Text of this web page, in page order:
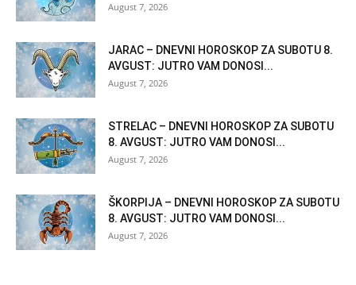
August 7, 2026
JARAC – DNEVNI HOROSKOP ZA SUBOTU 8.
AVGUST: JUTRO VAM DONOSI...
August 7, 2026
STRELAC – DNEVNI HOROSKOP ZA SUBOTU
8. AVGUST: JUTRO VAM DONOSI...
August 7, 2026
ŠKORPIJA – DNEVNI HOROSKOP ZA SUBOTU
8. AVGUST: JUTRO VAM DONOSI...
August 7, 2026